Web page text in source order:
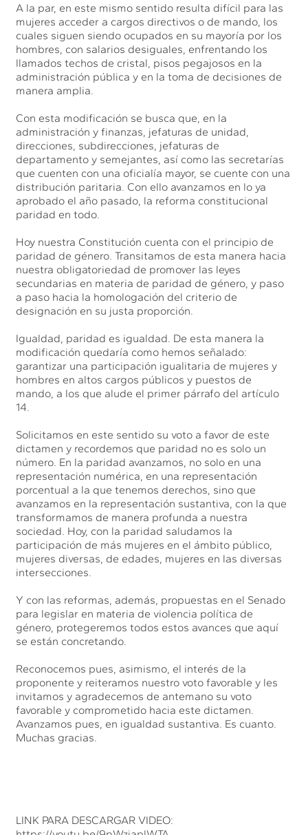
A la par, en este mismo sentido resulta difícil para las
mujeres acceder a cargos directivos o de mando, los
cuales siguen siendo ocupados en su mayoría por los
hombres, con salarios desiguales, enfrentando los
llamados techos de cristal, pisos pegajosos en la
administración pública y en la toma de decisiones de
manera amplia.
Con esta modificación se busca que, en la
administración y finanzas, jefaturas de unidad,
direcciones, subdirecciones, jefaturas de
departamento y semejantes, así como las secretarías
que cuenten con una oficialía mayor, se cuente con una
distribución paritaria. Con ello avanzamos en lo ya
aprobado el año pasado, la reforma constitucional
paridad en todo.
Hoy nuestra Constitución cuenta con el principio de
paridad de género. Transitamos de esta manera hacia
nuestra obligatoriedad de promover las leyes
secundarias en materia de paridad de género, y paso
a paso hacia la homologación del criterio de
designación en su justa proporción.
Igualdad, paridad es igualdad. De esta manera la
modificación quedaría como hemos señalado:
garantizar una participación igualitaria de mujeres y
hombres en altos cargos públicos y puestos de
mando, a los que alude el primer párrafo del artículo
14.
Solicitamos en este sentido su voto a favor de este
dictamen y recordemos que paridad no es solo un
número. En la paridad avanzamos, no solo en una
representación numérica, en una representación
porcentual a la que tenemos derechos, sino que
avanzamos en la representación sustantiva, con la que
transformamos de manera profunda a nuestra
sociedad. Hoy, con la paridad saludamos la
participación de más mujeres en el ámbito público,
mujeres diversas, de edades, mujeres en las diversas
intersecciones.
Y con las reformas, además, propuestas en el Senado
para legislar en materia de violencia política de
género, protegeremos todos estos avances que aquí
se están concretando.
Reconocemos pues, asimismo, el interés de la
proponente y reiteramos nuestro voto favorable y les
invitamos y agradecemos de antemano su voto
favorable y comprometido hacia este dictamen.
Avanzamos pues, en igualdad sustantiva. Es cuanto.
Muchas gracias.
LINK PARA DESCARGAR VIDEO: